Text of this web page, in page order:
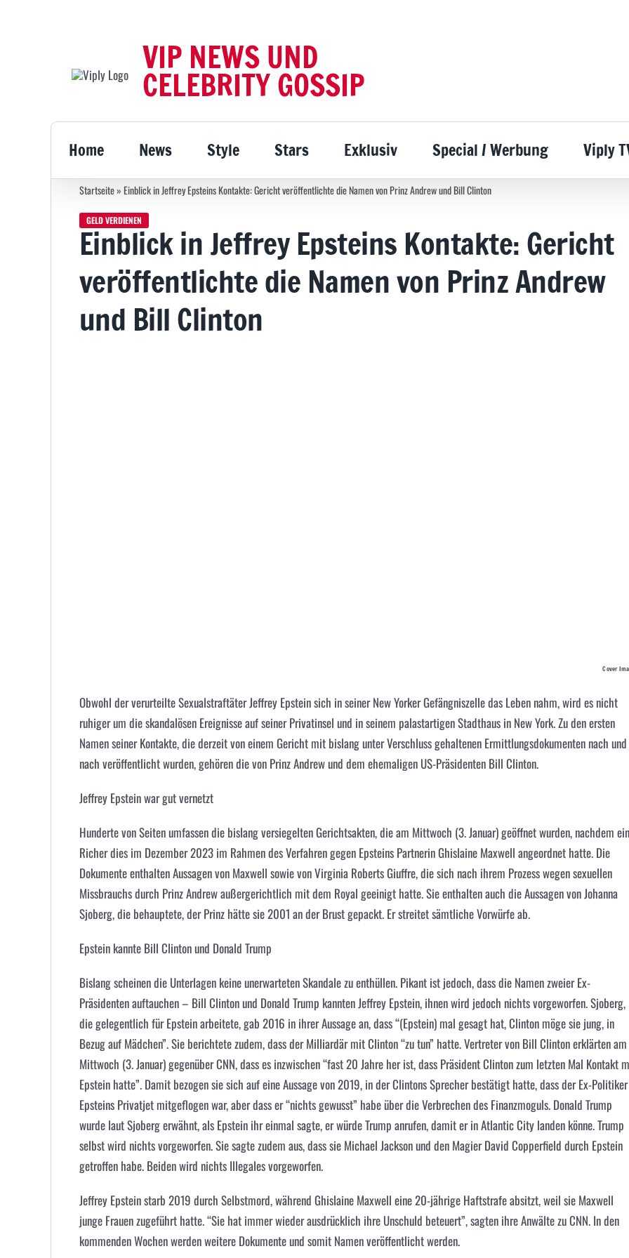
VIP NEWS UND
CELEBRITY GOSSIP
Home News Style Stars Exklusiv Special / Werbung Viply
Startseite» Einblick in Jeffrey Epsteins Kontakte: Gericht veröffentlichte die Namen von Prinz Andrew und Bill Clinton
GELD VERDIENEN
Einblick in Jeffrey Epsteins Kontakte: Gericht
veröffentlichte die Namen von Prinz Andrew
und Bill Clinton
Cover
Obwohl der verurteilte Sexualstraftäter Jeffrey Epstein sich in seiner New Yorker Gefängniszelle das Leben nahm, wird es nicht
ruhiger um die skandalösen Ereignisse auf seiner Privatinsel und in seinem palastartigen Stadthaus in New York. Zu den ersten
Namen seiner Kontakte, die derzeit von einem Gericht mit bislang unter Verschluss gehaltenen Ermittlungsdokumenten nach und
nach veröffentlicht wurden, gehören die von Prinz Andrew und dem ehemaligen US-Präsidenten Bill Clinton.
Jeffrey Epstein war gut vernetzt
Hunderte von Seiten umfassen die bislang versiegelten Gerichtsakten, die am Mittwoch (3. Januar) geöffnet wurden, nachdem ein
Richer dies im Dezember 2023 im Rahmen des Verfahren gegen Epsteins Partnerin Ghislaine Maxwell angeordnet hatte. Die
Dokumente enthalten Aussagen von Maxwell sowie von Virginia Roberts Giuffre, die sich nach ihrem Prozess wegen sexuellen
Missbrauchs durch Prinz Andrew außergerichtlich mit dem Royal geeinigt hatte. Sie enthalten auch die Aussagen von Johanna
Sjoberg, die behauptete, der Prinz hätte sie 2001 an der Brust gepackt. Er streitet sämtliche Vorwürfe ab.
Epstein kannte Bill Clinton und Donald Trump
Bislang scheinen die Unterlagen keine unerwarteten Skandale zu enthüllen. Pikant ist jedoch, dass die Namen zweier Ex-
Präsidenten auftauchen – Bill Clinton und Donald Trump kannten Jeffrey Epstein, ihnen wird jedoch nichts vorgeworfen. Sjoberg,
die gelegentlich für Epstein arbeitete, gab 2016 in ihrer Aussage an, dass “(Epstein) mal gesagt hat, Clinton möge sie jung, in
Bezug auf Mädchen”. Sie berichtete zudem, dass der Milliardär mit Clinton “zu tun” hatte. Vertreter von Bill Clinton erklärten am
Mittwoch (3. Januar) gegenüber CNN, dass es inzwischen “fast 20 Jahre her ist, dass Präsident Clinton zum letzten Mal Kontakt
Epstein hatte”. Damit bezogen sie sich auf eine Aussage von 2019, in der Clintons Sprecher bestätigt hatte, dass der Ex-
Epsteins Privatjet mitgeflogen war, aber dass er “nichts gewusst” habe über die Verbrechen des Finanzmoguls. Donald Trump
wurde laut Sjoberg erwähnt, als Epstein ihr einmal sagte, er würde Trump anrufen, damit er in Atlantic City landen könne. Trump
selbst wird nichts vorgeworfen. Sie sagte zudem aus, dass sie Michael Jacksonund den Magier David Copperfield durch Epstein
getroffen habe. Beiden wird nichts Illegales vorgeworfen.
Jeffrey Epstein starb 2019 durch Selbstmord, während Ghislaine Maxwell eine 20-jährige Haftstrafe absitzt, weil sie Maxwell
junge Frauen zugeführt hatte. “Sie hat immer wieder ausdrücklich ihre Unschuld beteuert”, sagten ihre Anwälte zu CNN. In den
kommenden Wochen werden weitere Dokumente und somit Namen veröffentlicht werden.